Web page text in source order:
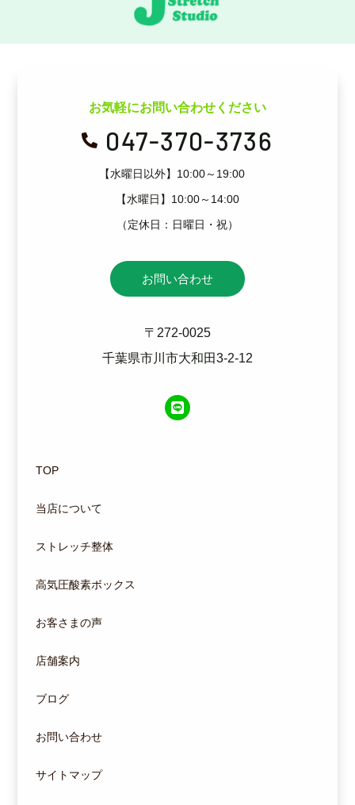
お気軽にお問い合わせください
 047-370-3736
【水曜日以外】10:00～19:00
【水曜日】10:00～14:00
（定休日：日曜日・祝）
お問い合わせ
〒272-0025
千葉県市川市大和田3-2-12
TOP
当店について
ストレッチ整体
高気圧酸素ボックス
お客さまの声
店舗案内
ブログ
お問い合わせ
サイトマップ